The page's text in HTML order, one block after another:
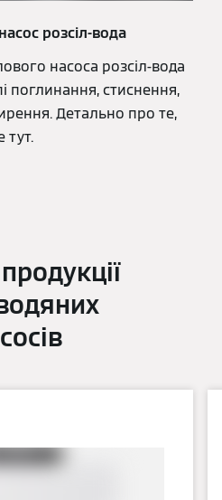
розсіл-вода
насоса розсіл-вода
поглинання, стиснення,
Детально про те,
тут.